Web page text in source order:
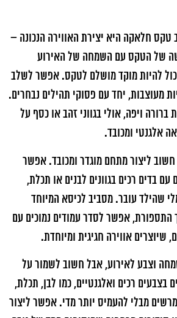
טקס חלאקה היא יצירת האווירה הנכונה –
של הטקס עם השמחה של האירוע
להיות מוקד מושלם לטקס. אפשר לשלב
מעוצבות, יחד עם פסוקי תהילים נבחרים.
ברורה ויפה, אולי בגווני זהב או כסף על
אלגנטי ומכובד.
ליצור מתחם מוגדר ומכובד. אפשר
בדים רכים בגוונים לבנים או תכלת,
שהילד עובר. מסביב לכיסא המיוחד
התספורת, אפשר לסדר עמודים נמוכים עם
שיוצרים אווירה חגיגית ומיוחדת.
וצבע לאירוע, אבל חשוב לשמור על
בצבעים רכים ואלגנטיים, כמו לבן, תכלת,
מבלי להעמיס יותר מדי. אפשר ליצור